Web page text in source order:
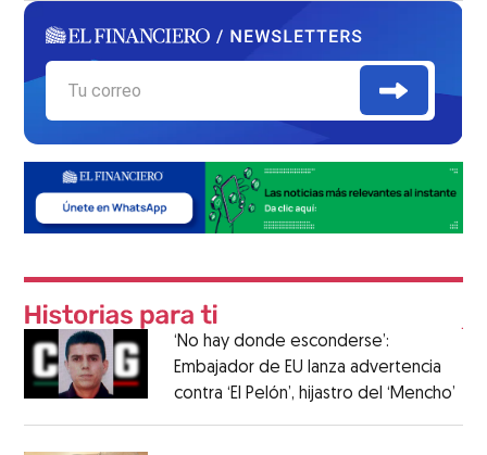
‘No hay donde esconderse’:
Embajador de EU lanza advertencia
contra ‘El Pelón’, hijastro del ‘Mencho’